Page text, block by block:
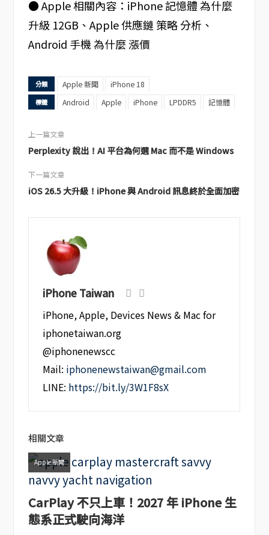
● Apple 相關內容：iPhone 記憶體 為什麼
升級 12GB、Apple 供應鏈 策略 分析、
Android 手機 為什麼 漲價
分類 Apple 新聞 iPhone 18
標籤 Android Apple iPhone LPDDR5 記憶體
上一篇文章
Perplexity 說出！AI 平台為何選 Mac 而不是 Windows
下一篇文章
iOS 26.5 大升級！iPhone 與 Android 訊息終於全面加密
iPhone Taiwan
iPhone, Apple, Devices News & Mac for
iphonetaiwan.org
@iphonenewscc
Mail: iphonenewstaiwan@gmail.com
LINE: https://bit.ly/3W1F8sX
相關文章
Apple 新聞
CarPlay 不只上車！2027 年 iPhone 生
態系正式駛向海洋